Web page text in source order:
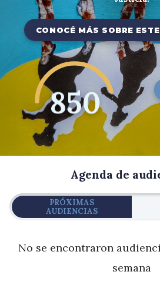
CONOCÉ MÁS SOBRE
1001
Agenda de
PRÓXIMAS
AUDIENCIAS
No se encontraron
semana